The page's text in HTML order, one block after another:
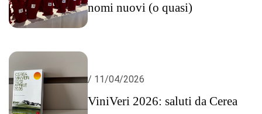
nomi nuovi (o quasi)
/ 11/04/2026
ViniVeri 2026: saluti da Cerea